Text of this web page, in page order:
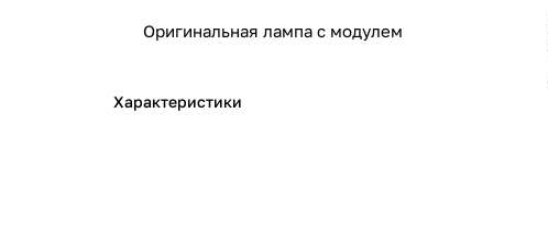
Оригинальная лампа с модулем
Характеристики